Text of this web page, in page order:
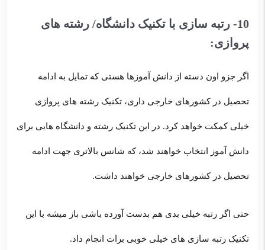
10- رتبه سازی با تکنیک دانشگاه/ رشته های
پروازی:
اگر جزو اون دسته از دانش آموزها هستی که تمایل به ادامه
تحصیل در کشورهای خارجی داری، تکنیک رشته های پروازی
خیلی کمکت خواهد کرد. در این تکنیک رشته و دانشگاه هایی برای
دانش آموز انتخاب خواهند شد، که شانس بالاتری جهت ادامه
تحصیل در کشورهای خارجی خواهند داشت.
حتی اگر رتبه خیلی بدی هم بدست آورده باشی باز میشه با این
تکنیک رتبه سازی های خیلی خوبی برات انجام داد.